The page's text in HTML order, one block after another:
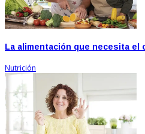
La alimentación que necesita el
Nutrición